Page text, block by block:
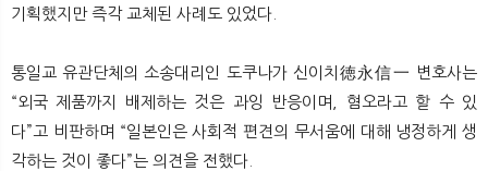
기획했지만 즉각 교체된 사례도 있었다.
통일교 유관단체의 소송대리인 도쿠나가 신이치徳永信一 변호사는
“외국 제품까지 배제하는 것은 과잉 반응이며, 혐오라고 할 수 있
다”고 비판하며 “일본인은 사회적 편견의 무서움에 대해 냉정하게 생
각하는 것이 좋다”는 의견을 전했다.